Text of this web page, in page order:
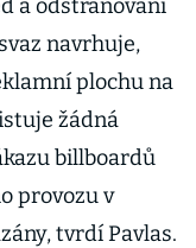
a odstraňování
navrhuje,
plochu na
žádná
billboardů
provozu v
tvrdí Pavlas.